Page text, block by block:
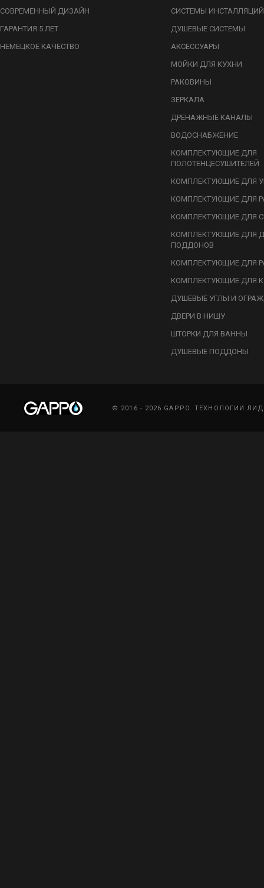
СОВРЕМЕННЫЙ ДИЗАЙН
ГАРАНТИЯ 5 ЛЕТ
НЕМЕЦКОЕ КАЧЕСТВО
СИСТЕМЫ ИНСТАЛЛЯЦИЙ
ДУШЕВЫЕ СИСТЕМЫ
АКСЕССУАРЫ
МОЙКИ ДЛЯ КУХНИ
РАКОВИНЫ
ЗЕРКАЛА
ДРЕНАЖНЫЕ КАНАЛЫ
ВОДОСНАБЖЕНИЕ
КОМПЛЕКТУЮЩИЕ ДЛЯ
ПОЛОТЕНЦЕСУШИТЕЛЕЙ
КОМПЛЕКТУЮЩИЕ ДЛЯ
КОМПЛЕКТУЮЩИЕ ДЛЯ
КОМПЛЕКТУЮЩИЕ ДЛЯ
КОМПЛЕКТУЮЩИЕ ДЛЯ
ПОДДОНОВ
КОМПЛЕКТУЮЩИЕ ДЛЯ
КОМПЛЕКТУЮЩИЕ ДЛЯ
ДУШЕВЫЕ УГЛЫ И
ДВЕРИ В НИШУ
ШТОРКИ ДЛЯ ВАННЫ
ДУШЕВЫЕ ПОДДОНЫ
© 2016 - 2026 GAPPO. ТЕХНОЛОГИИ